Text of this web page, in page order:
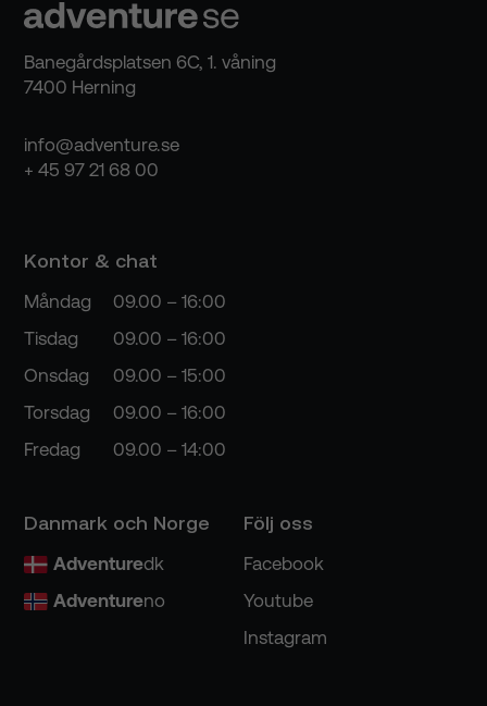
Banegårdsplatsen 6C, 1. våning
7400 Herning
info@adventure.se
+ 45 97 21 68 00
Kontor & chat
Måndag
09.00 – 16:00
Tisdag
09.00 – 16:00
Onsdag
09.00 – 15:00
Torsdag
09.00 – 16:00
Fredag
09.00 – 14:00
Danmark och Norge
Adventuredk
Adventureno
Följ oss
Facebook
Youtube
Instagram